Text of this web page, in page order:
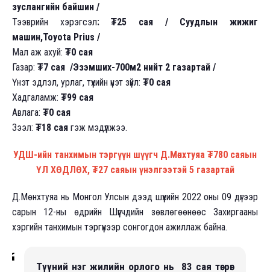
зуслангийн байшин /
Тээврийн хэрэгсэл: ₮25 сая / Суудлын жижиг
машин,Toyota Prius /
Мал аж ахуй: ₮0 сая
Газар: ₮7 сая /Эзэмших-700м2 нийт 2 газартай /
Үнэт эдлэл, урлаг, түүхийн үнэт зүйл: ₮0 сая
Хадгаламж: ₮99 сая
Авлага: ₮0 сая
Зээл: ₮18 сая гэж мэдүүлжээ.
УДШ-ийн танхимын тэргүүн шүүгч Д.Мөнхтуяа ₮780 саяын
ҮЛ ХӨДЛӨХ, ₮27 саяын үнэлгээтэй 5 газартай
Д.Мөнхтуяа нь Монгол Улсын дээд шүүхийн 2022 оны 09 дүгээр
сарын 12-ны өдрийн Шүүгчдийн зөвлөгөөнөөс Захиргааны
хэргийн танхимын тэргүүнээр сонгогдон ажиллаж байна.
Түүний нэг жилийн орлого нь 83 сая төгрөг